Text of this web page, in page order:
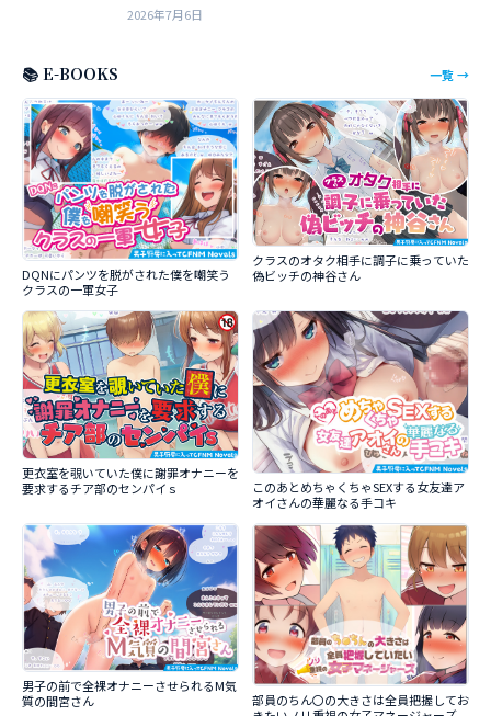
やれることが多くなった。昔からときどき思うことがあ
2026年7月6日
📚 E-BOOKS 一覧 →
DQNにパンツを脱がされた僕を嘲笑う
クラスの一軍女子
クラスのオタク相手に調子に乗っていた
偽ビッチの神谷さん
更衣室を覗いていた僕に謝罪オナニーを
要求するチア部のセンパイｓ
このあとめちゃくちゃSEXする女友達ア
オイさんの華麗なる手コキ
男子の前で全裸オナニーさせられるM気
質の間宮さん
部員のちん〇の大きさは全員把握してお